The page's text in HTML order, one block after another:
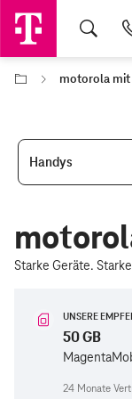
motorola mit
Handys
Starke Geräte.
UNSERE
50 GB